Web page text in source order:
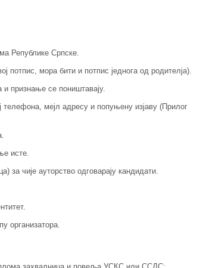
Републике Српске.
потпис, мора бити и потпис једнога од родителја).
и признање се поништавају.
телефона, мејл адресу и попуњену изјаву (Прилог
исте.
за чије ауторство одговарају кандидати.
организатора.